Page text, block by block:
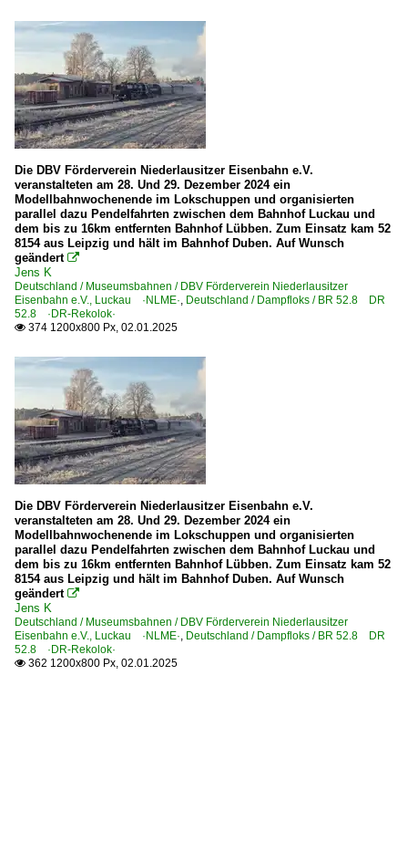
Die DBV Förderverein Niederlausitzer Eisenbahn e.V.
veranstalteten am 28. Und 29. Dezember 2024 ein
Modellbahnwochenende im Lokschuppen und organisierten
parallel dazu Pendelfahrten zwischen dem Bahnhof Luckau und
dem bis zu 16km entfernten Bahnhof Lübben. Zum Einsatz kam 52
8154 aus Leipzig und hält im Bahnhof Duben. Auf Wunsch
geändert 
Jens K
Deutschland / Museumsbahnen / DBV Förderverein Niederlausitzer
Eisenbahn e.V., Luckau ·NLME·, Deutschland / Dampfloks / BR 52.8 DR
52.8 ·DR-Rekolok·
 374 1200x800 Px, 02.01.2025
Die DBV Förderverein Niederlausitzer Eisenbahn e.V.
veranstalteten am 28. Und 29. Dezember 2024 ein
Modellbahnwochenende im Lokschuppen und organisierten
parallel dazu Pendelfahrten zwischen dem Bahnhof Luckau und
dem bis zu 16km entfernten Bahnhof Lübben. Zum Einsatz kam 52
8154 aus Leipzig und hält im Bahnhof Duben. Auf Wunsch
geändert 
Jens K
Deutschland / Museumsbahnen / DBV Förderverein Niederlausitzer
Eisenbahn e.V., Luckau ·NLME·, Deutschland / Dampfloks / BR 52.8 DR
52.8 ·DR-Rekolok·
 362 1200x800 Px, 02.01.2025